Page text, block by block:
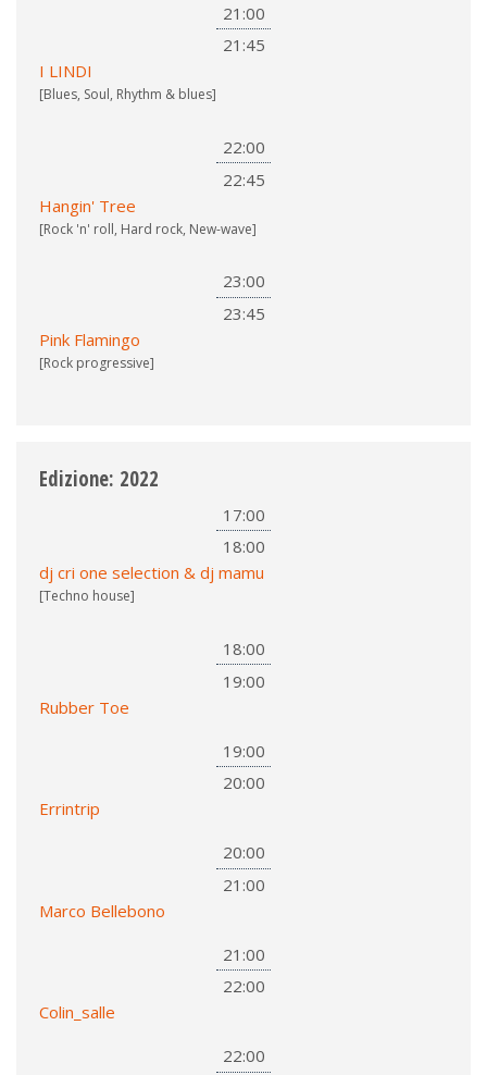
21:00
21:45
I LINDI
[Blues, Soul, Rhythm & blues]
22:00
22:45
Hangin' Tree
[Rock 'n' roll, Hard rock, New-wave]
23:00
23:45
Pink Flamingo
[Rock progressive]
Edizione: 2022
17:00
18:00
dj cri one selection & dj mamu
[Techno house]
18:00
19:00
Rubber Toe
19:00
20:00
Errintrip
20:00
21:00
Marco Bellebono
21:00
22:00
Colin_salle
22:00